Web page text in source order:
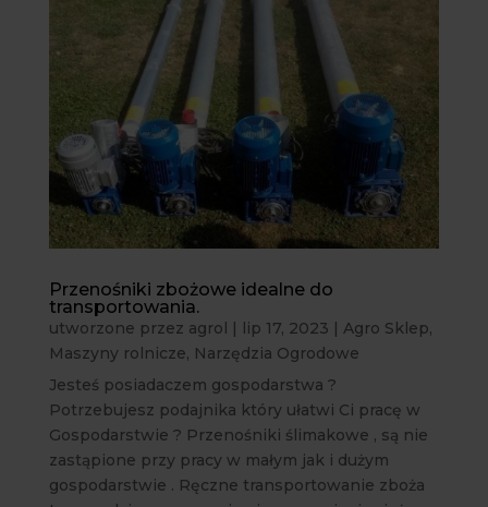
Przenośniki zbożowe idealne do
transportowania.
utworzone przez agrol | lip 17, 2023 | Agro Sklep,
Maszyny rolnicze, Narzędzia Ogrodowe
Jesteś posiadaczem gospodarstwa ?
Potrzebujesz podajnika który ułatwi Ci pracę w
Gospodarstwie ? Przenośniki ślimakowe , są nie
zastąpione przy pracy w małym jak i dużym
gospodarstwie . Ręczne transportowanie zboża